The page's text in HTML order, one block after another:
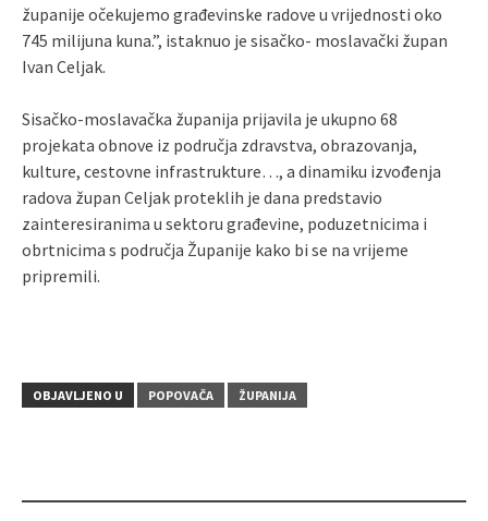
županije očekujemo građevinske radove u vrijednosti oko
745 milijuna kuna.”, istaknuo je sisačko- moslavački župan
Ivan Celjak.
Sisačko-moslavačka županija prijavila je ukupno 68
projekata obnove iz područja zdravstva, obrazovanja,
kulture, cestovne infrastrukture…, a dinamiku izvođenja
radova župan Celjak proteklih je dana predstavio
zainteresiranima u sektoru građevine, poduzetnicima i
obrtnicima s područja Županije kako bi se na vrijeme
pripremili.
OBJAVLJENO U POPOVAČA ŽUPANIJA